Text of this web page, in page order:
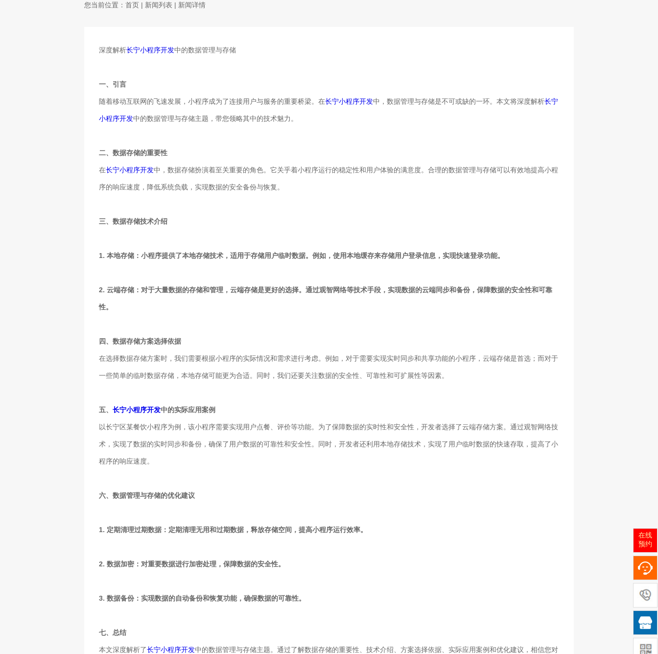
您当前位置： 首页 | 新闻列表 | 新闻详情
深度解析长宁小程序开发中的数据管理与存储
一、引言
随着移动互联网的飞速发展，小程序成为了连接用户与服务的重要桥梁。在长宁小程序开发中，数据管理与存储是不可或缺的一环。本文将深度解析长宁
小程序开发中的数据管理与存储主题，带您领略其中的技术魅力。
二、数据存储的重要性
在长宁小程序开发中，数据存储扮演着至关重要的角色。它关乎着小程序运行的稳定性和用户体验的满意度。合理的数据管理与存储可以有效地提高小程
序的响应速度，降低系统负载，实现数据的安全备份与恢复。
三、数据存储技术介绍
1. 本地存储：小程序提供了本地存储技术，适用于存储用户临时数据。例如，使用本地缓存来存储用户登录信息，实现快速登录功能。
2. 云端存储：对于大量数据的存储和管理，云端存储是更好的选择。通过观智网络等技术手段，实现数据的云端同步和备份，保障数据的安全性和可靠
性。
四、数据存储方案选择依据
在选择数据存储方案时，我们需要根据小程序的实际情况和需求进行考虑。例如，对于需要实现实时同步和共享功能的小程序，云端存储是首选；而对于
一些简单的临时数据存储，本地存储可能更为合适。同时，我们还要关注数据的安全性、可靠性和可扩展性等因素。
五、 长宁小程序开发中的实际应用案例
以长宁区某餐饮小程序为例，该小程序需要实现用户点餐、评价等功能。为了保障数据的实时性和安全性，开发者选择了云端存储方案。通过观智网络技
术，实现了数据的实时同步和备份，确保了用户数据的可靠性和安全性。同时，开发者还利用本地存储技术，实现了用户临时数据的快速存取，提高了小
程序的响应速度。
六、数据管理与存储的优化建议
1. 定期清理过期数据：定期清理无用和过期数据，释放存储空间，提高小程序运行效率。
2. 数据加密：对重要数据进行加密处理，保障数据的安全性。
3. 数据备份：实现数据的自动备份和恢复功能，确保数据的可靠性。
七、总结
本文深度解析了长宁小程序开发中的数据管理与存储主题。通过了解数据存储的重要性、技术介绍、方案选择依据、实际应用案例和优化建议，相信您对
在线
预约
